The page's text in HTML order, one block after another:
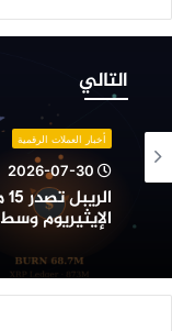
التالي
RLUSD
جديدة
على
الإيثيريوم
توسع
ملحوظ
أخبار العملات الرقمية
2026-07-30
الإيثيريوم